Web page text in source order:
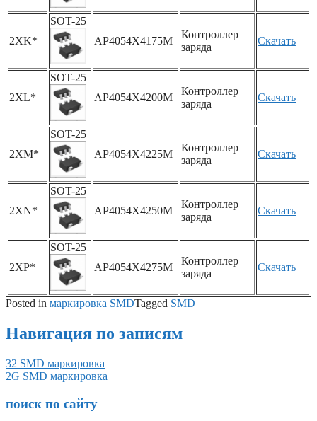
2XK*
SOT-25
AP4054X4175M
Контроллер
заряда
Скачать
2XL*
SOT-25
AP4054X4200M
Контроллер
заряда
Скачать
2XM*
SOT-25
AP4054X4225M
Контроллер
заряда
Скачать
2XN*
SOT-25
AP4054X4250M
Контроллер
заряда
Скачать
2XP*
SOT-25
AP4054X4275M
Контроллер
заряда
Скачать
Posted in маркировка SMDTagged SMD
Навигация по записям
32 SMD маркировка
2G SMD маркировка
поиск по сайту